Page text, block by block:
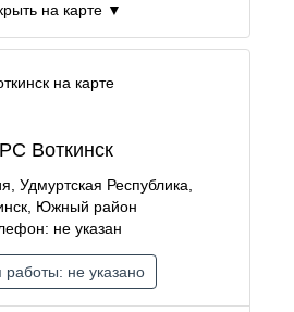
на карте ▼
Воткинск
Удмуртская Республика,
Южный район
не указан
не указано